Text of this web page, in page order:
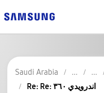
Saudi Arabia
Re: Re: اندرويدي ٣٦٠